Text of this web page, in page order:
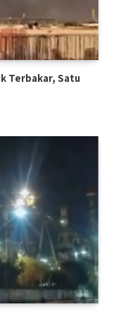
Terbakar, Satu